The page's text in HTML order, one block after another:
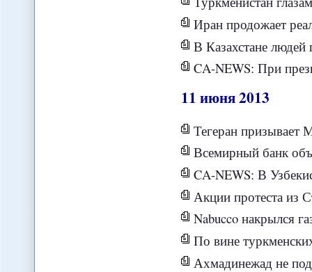
Иран продожает
В Казахстане людей
CA-NEWS: При президенте
11июня2013
Тегеран призывает
Всемирный банк объявил о
CA-NEWS: В
Акции протеста из
Nabucco накрылся
По вине
Ахмадинежад не